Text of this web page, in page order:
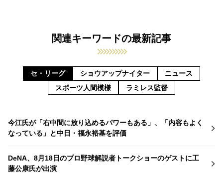
関連キーワードの最新記事
セ・リーグ ショウアップナイター
ニュース
スポーツ人間模様
ラミレス監督
今江氏が「右中間に放り込めるパワーもある」、「内容もよく
なっている」と中日・福永裕基を評価
DeNA、8月18日のプロ野球解説者トークショーのゲストに工
藤公康氏が出演